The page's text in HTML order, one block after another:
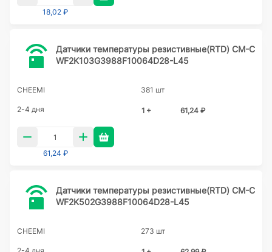
18,02 ₽
Датчики температуры резистивные(RTD) CM-C
WF2K103G3988F10064D28-L45
CHEEMI 381 шт
2-4 дня 1 + 61,24 ₽
61,24 ₽
Датчики температуры резистивные(RTD) CM-C
WF2K502G3988F10064D28-L45
CHEEMI 273 шт